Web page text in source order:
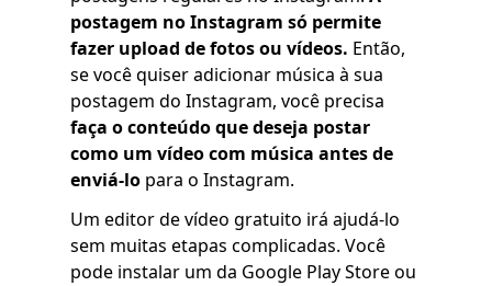
postagem no Instagram só permite
fazer upload de fotos ou vídeos. Então,
se você quiser adicionar música à sua
postagem do Instagram, você precisa
faça o conteúdo que deseja postar
como um vídeo com música antes de
enviá-lo para o Instagram.
Um editor de vídeo gratuito irá ajudá-lo
sem muitas etapas complicadas. Você
pode instalar um da Google Play Store ou